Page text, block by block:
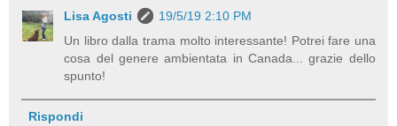
Lisa Agosti
19/5/19 2:10 PM
Un libro dalla trama molto interessante! Potrei fare una
cosa del genere ambientata in Canada... grazie dello
spunto!
Rispondi